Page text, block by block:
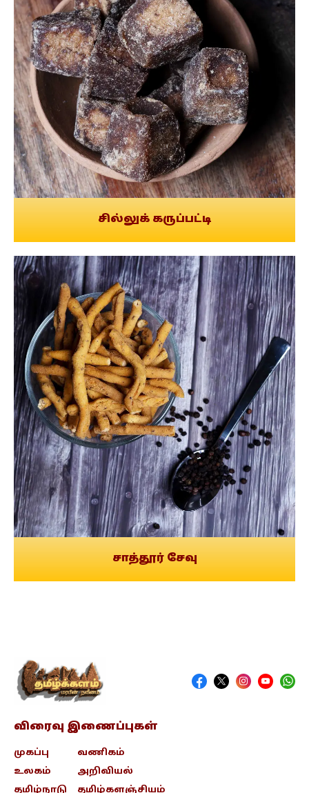
சில்லுக் கருப்பட்டி
சாத்தூர் சேவு
விரைவு இணைப்புகள்
முகப்பு
உலகம்
தமிழ்நாடு
வணிகம்
அறிவியல்
தமிழ்களஞ்சியம்